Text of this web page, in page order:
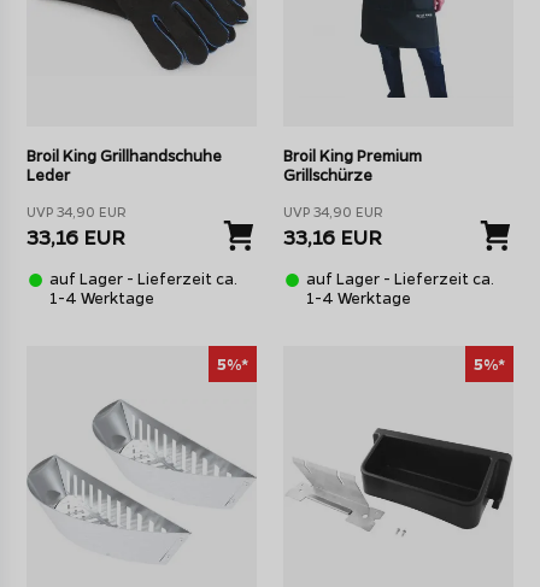
Broil King Grillhandschuhe
Leder
UVP 34,90 EUR
33,16 EUR
auf Lager - Lieferzeit ca.
1-4 Werktage
Broil King Premium
Grillschürze
UVP 34,90 EUR
33,16 EUR
auf Lager - Lieferzeit ca.
1-4 Werktage
5%* 5%*